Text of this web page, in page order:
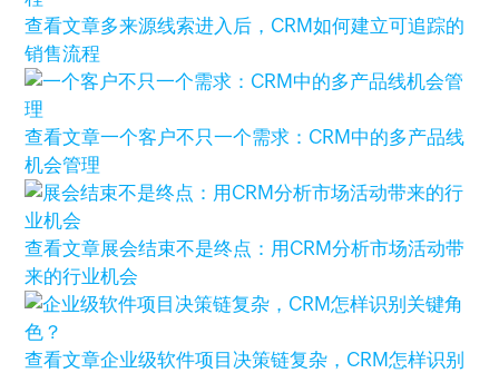
查看文章多来源线索进入后，CRM如何建立可追踪的
销售流程
查看文章一个客户不只一个需求：CRM中的多产品线
机会管理
查看文章展会结束不是终点：用CRM分析市场活动带
来的行业机会
查看文章企业级软件项目决策链复杂，CRM怎样识别